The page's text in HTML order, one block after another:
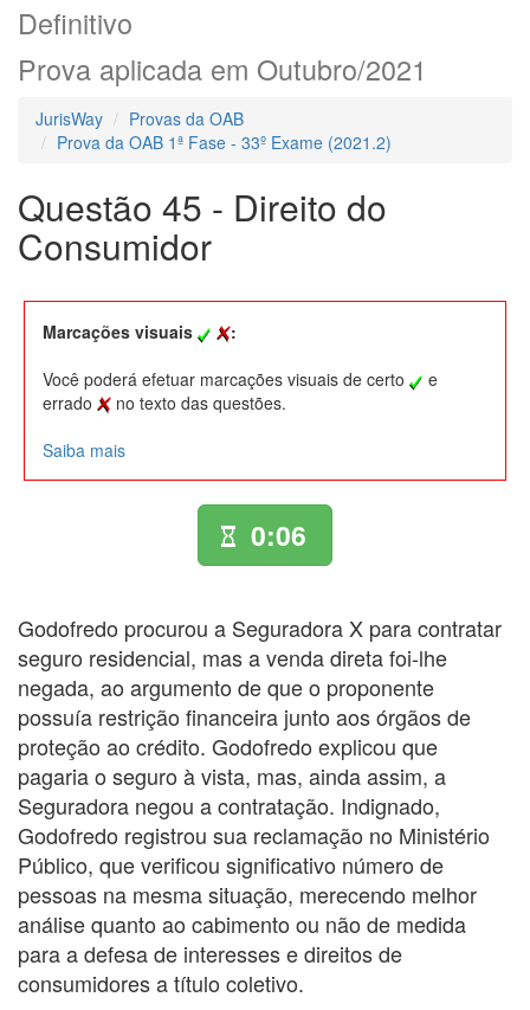
Definitivo
Prova aplicada em Outubro/2021
JurisWay
Provas da OAB
Prova da OAB 1ª Fase - 33º Exame (2021.2)
Questão 45 - Direito do
Consumidor
Marcações visuais
:
Você poderá efetuar marcações visuais de certo
e
errado
no texto das questões.
Saiba mais
0:06
Godofredo procurou a Seguradora X para contratar
seguro residencial, mas a venda direta foi-lhe
negada, ao argumento de que o proponente
possuía restrição financeira junto aos órgãos de
proteção ao crédito. Godofredo explicou que
pagaria o seguro à vista, mas, ainda assim, a
Seguradora negou a contratação. Indignado,
Godofredo registrou sua reclamação no Ministério
Público, que verificou significativo número de
pessoas na mesma situação, merecendo melhor
análise quanto ao cabimento ou não de medida
para a defesa de interesses e direitos de
consumidores a título coletivo.